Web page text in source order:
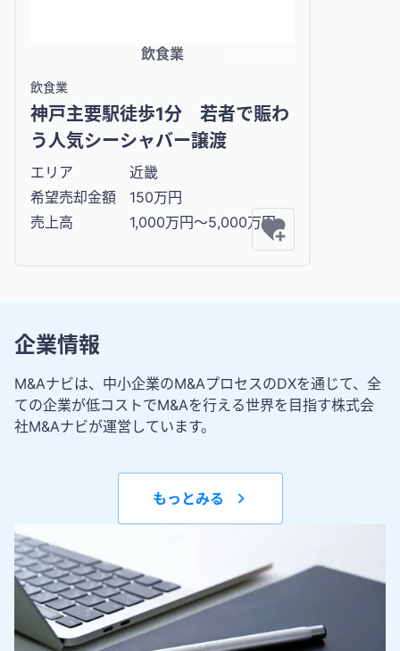
飲食業
飲食業
神戸主要駅徒歩1分 若者で賑わ
う人気シーシャバー譲渡
エリア
近畿
希望売却金額
150万円
売上高
1,000万円〜5,000万円
企業情報
M&Aナビは、中小企業のM&AプロセスのDXを通じて、全
ての企業が低コストでM&Aを行える世界を目指す株式会
社M&Aナビが運営しています。
もっとみる